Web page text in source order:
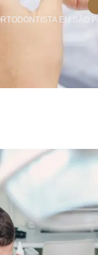
EM SÃO